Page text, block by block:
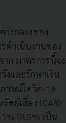
รกลางของ
ดําเนินงานของ
าก มาตรการนี้จะ
งและรักษาเงิน
ารณ์โควิด-19
ย์เสี่ยง (CAR)
(8.5% เป็น